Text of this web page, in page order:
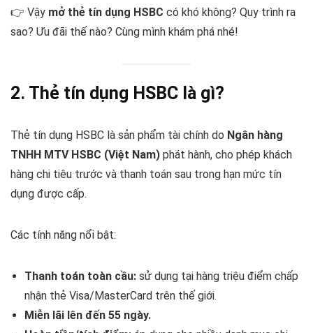
👉 Vậy mở thẻ tín dụng HSBC có khó không? Quy trình ra
sao? Ưu đãi thế nào? Cùng mình khám phá nhé!
2. Thẻ tín dụng HSBC là gì?
Thẻ tín dụng HSBC là sản phẩm tài chính do Ngân hàng
TNHH MTV HSBC (Việt Nam) phát hành, cho phép khách
hàng chi tiêu trước và thanh toán sau trong hạn mức tín
dụng được cấp.
Các tính năng nổi bật:
Thanh toán toàn cầu: sử dụng tại hàng triệu điểm chấp
nhận thẻ Visa/MasterCard trên thế giới.
Miễn lãi lên đến 55 ngày.